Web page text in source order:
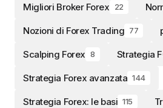
Migliori Broker Forex 22
Nozioni di Forex Trading 77
Scalping Forex 8 Strategia
Strategia Forex avanzata 144
Strategia Forex: le basi 115